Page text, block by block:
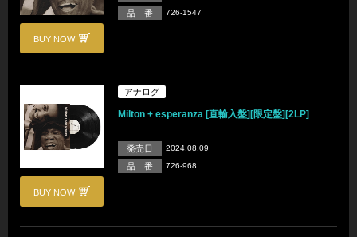
BUY NOW
品 番 726-1547
BUY NOW
アナログ
Milton + esperanza [直輸入盤][限定盤][2LP]
発売日 2024.08.09
品 番 726-968